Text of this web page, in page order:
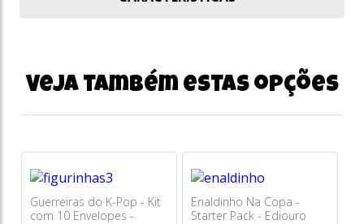
Veja também estas opções
Guerreiras do K-Pop - Kit
com 10 Envelopes -
Enaldinho Na Copa -
Starter Pack - Ediouro